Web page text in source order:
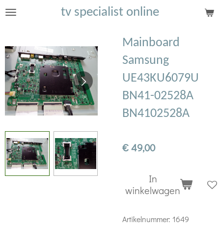
Ga
de
hoofdinhoud
tv specialist online
Mainboard
Samsung
UE43KU6079U
BN41-02528A
BN4102528A
€ 49,00
In
winkelwagen
Artikelnummer: 1649